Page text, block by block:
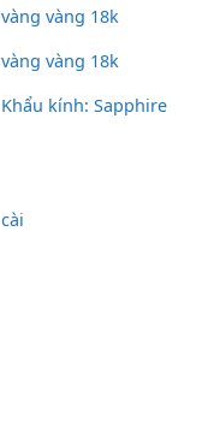
vàng vàng 18k
vàng vàng 18k
Khẩu kính: Sapphire
cài